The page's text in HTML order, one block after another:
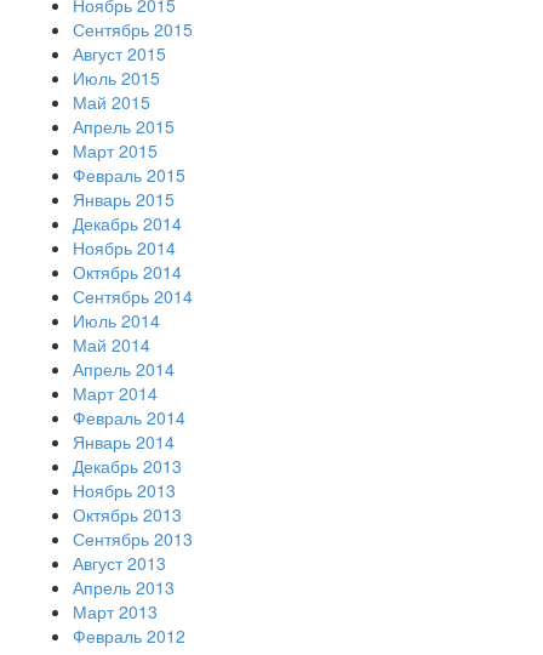
Ноябрь 2015
Сентябрь 2015
Август 2015
Июль 2015
Май 2015
Апрель 2015
Март 2015
Февраль 2015
Январь 2015
Декабрь 2014
Ноябрь 2014
Октябрь 2014
Сентябрь 2014
Июль 2014
Май 2014
Апрель 2014
Март 2014
Февраль 2014
Январь 2014
Декабрь 2013
Ноябрь 2013
Октябрь 2013
Сентябрь 2013
Август 2013
Апрель 2013
Март 2013
Февраль 2012